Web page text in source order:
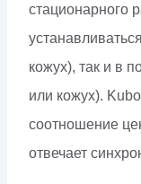
стационарного
кожух), так и в
или кожух).
соотношение
отвечает